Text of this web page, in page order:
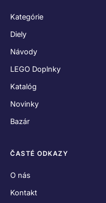
Kategórie
Diely
Návody
LEGO Doplnky
Katalóg
Novinky
Bazár
ČASTÉ ODKAZY
O nás
Kontakt